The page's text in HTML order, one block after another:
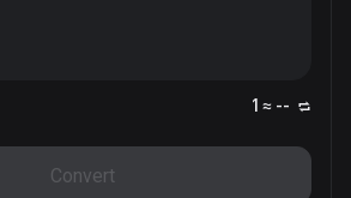
1 ≈ --
Convert